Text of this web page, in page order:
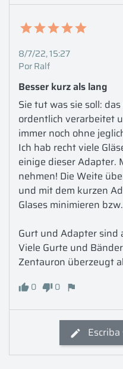
8/7/22, 15:27
Por Ralf
Besser kurz als lang
Sie tut was sie soll:
ordentlich verarbeitet
immer noch ohne
Ich hab recht viele
einige dieser Adapter.
nehmen! Die Weite
und mit dem kurzen
Glases minimieren
Gurt und Adapter
Viele Gurte und
Zentauron überzeugt
0 0